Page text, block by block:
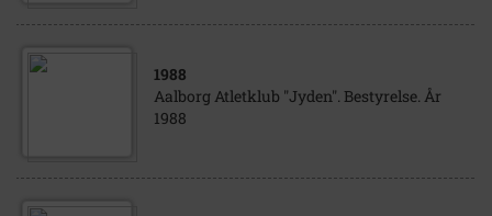
1988
Aalborg Atletklub "Jyden". Bestyrelse. År
1988